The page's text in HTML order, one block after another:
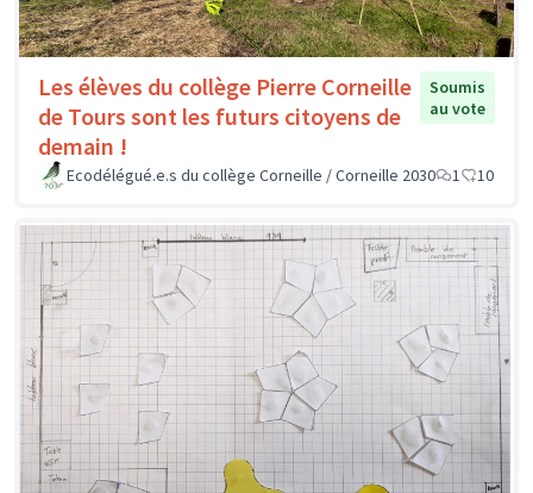
Les élèves du collège Pierre Corneille
de Tours sont les futurs citoyens de
demain !
Soumis
au vote
Ecodélégué.e.s du collège Corneille / Corneille 2030 1 10